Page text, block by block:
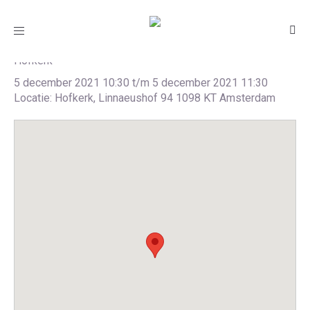
Toggle
Gezinsviering
Hofkerk
5 december 2021 10:30 t/m 5 december 2021 11:30
Locatie: Hofkerk, Linnaeushof 94 1098 KT Amsterdam